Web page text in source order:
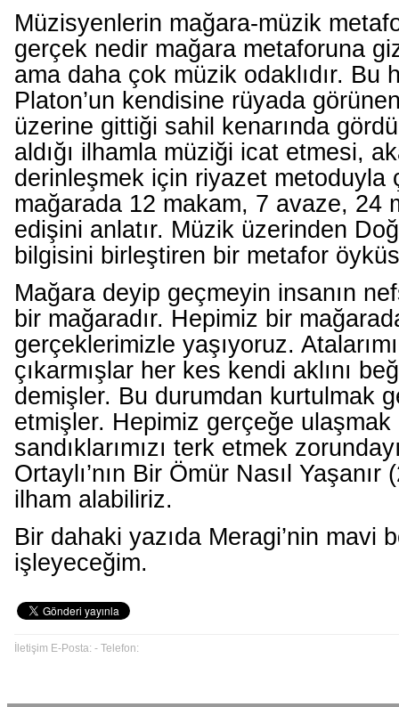
Müzisyenlerin mağara-müzik
gerçek nedir mağara metaforuna
ama daha çok müzik odaklıdır. Bu
Platon’un kendisine rüyada
üzerine gittiği sahil kenarında
aldığı ilhamla müziği icat etmesi,
derinleşmek için riyazet metoduyla
mağarada 12 makam, 7 avaze, 24
edişini anlatır. Müzik üzerinden
bilgisini birleştiren bir metafor
Mağara deyip geçmeyin insanın
bir mağaradır. Hepimiz bir
gerçeklerimizle yaşıyoruz.
çıkarmışlar her kes kendi aklını
demişler. Bu durumdan kurtulmak
etmişler. Hepimiz gerçeğe
sandıklarımızı terk etmek
Ortaylı’nın Bir Ömür Nasıl Yaşanır
ilham alabiliriz.
Bir dahaki yazıda Meragi’nin mavi
işleyeceğim.
İletişim E-Posta: - Telefon: